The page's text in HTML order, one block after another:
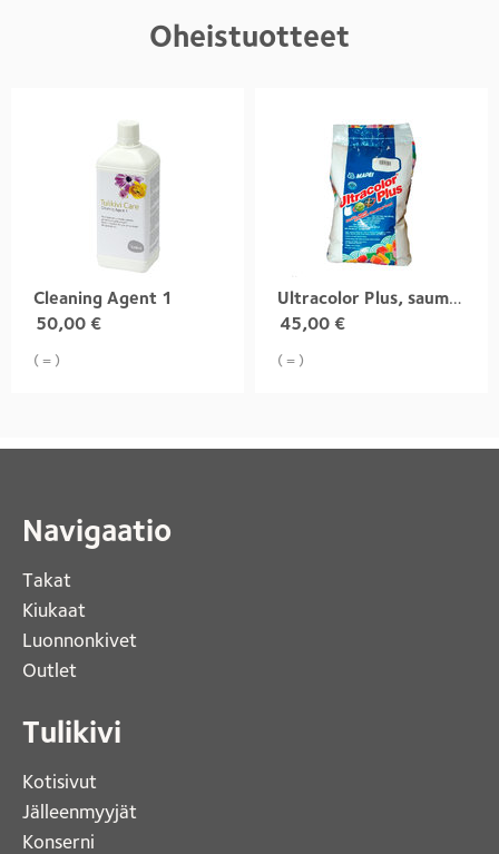
Oheistuotteet
Cleaning Agent 1
50,00 €
( = )
Ultracolor Plus, saumauslaasti
45,00 €
( = )
Navigaatio
Takat
Kiukaat
Luonnonkivet
Outlet
Tulikivi
Kotisivut
Jälleenmyyjät
Konserni